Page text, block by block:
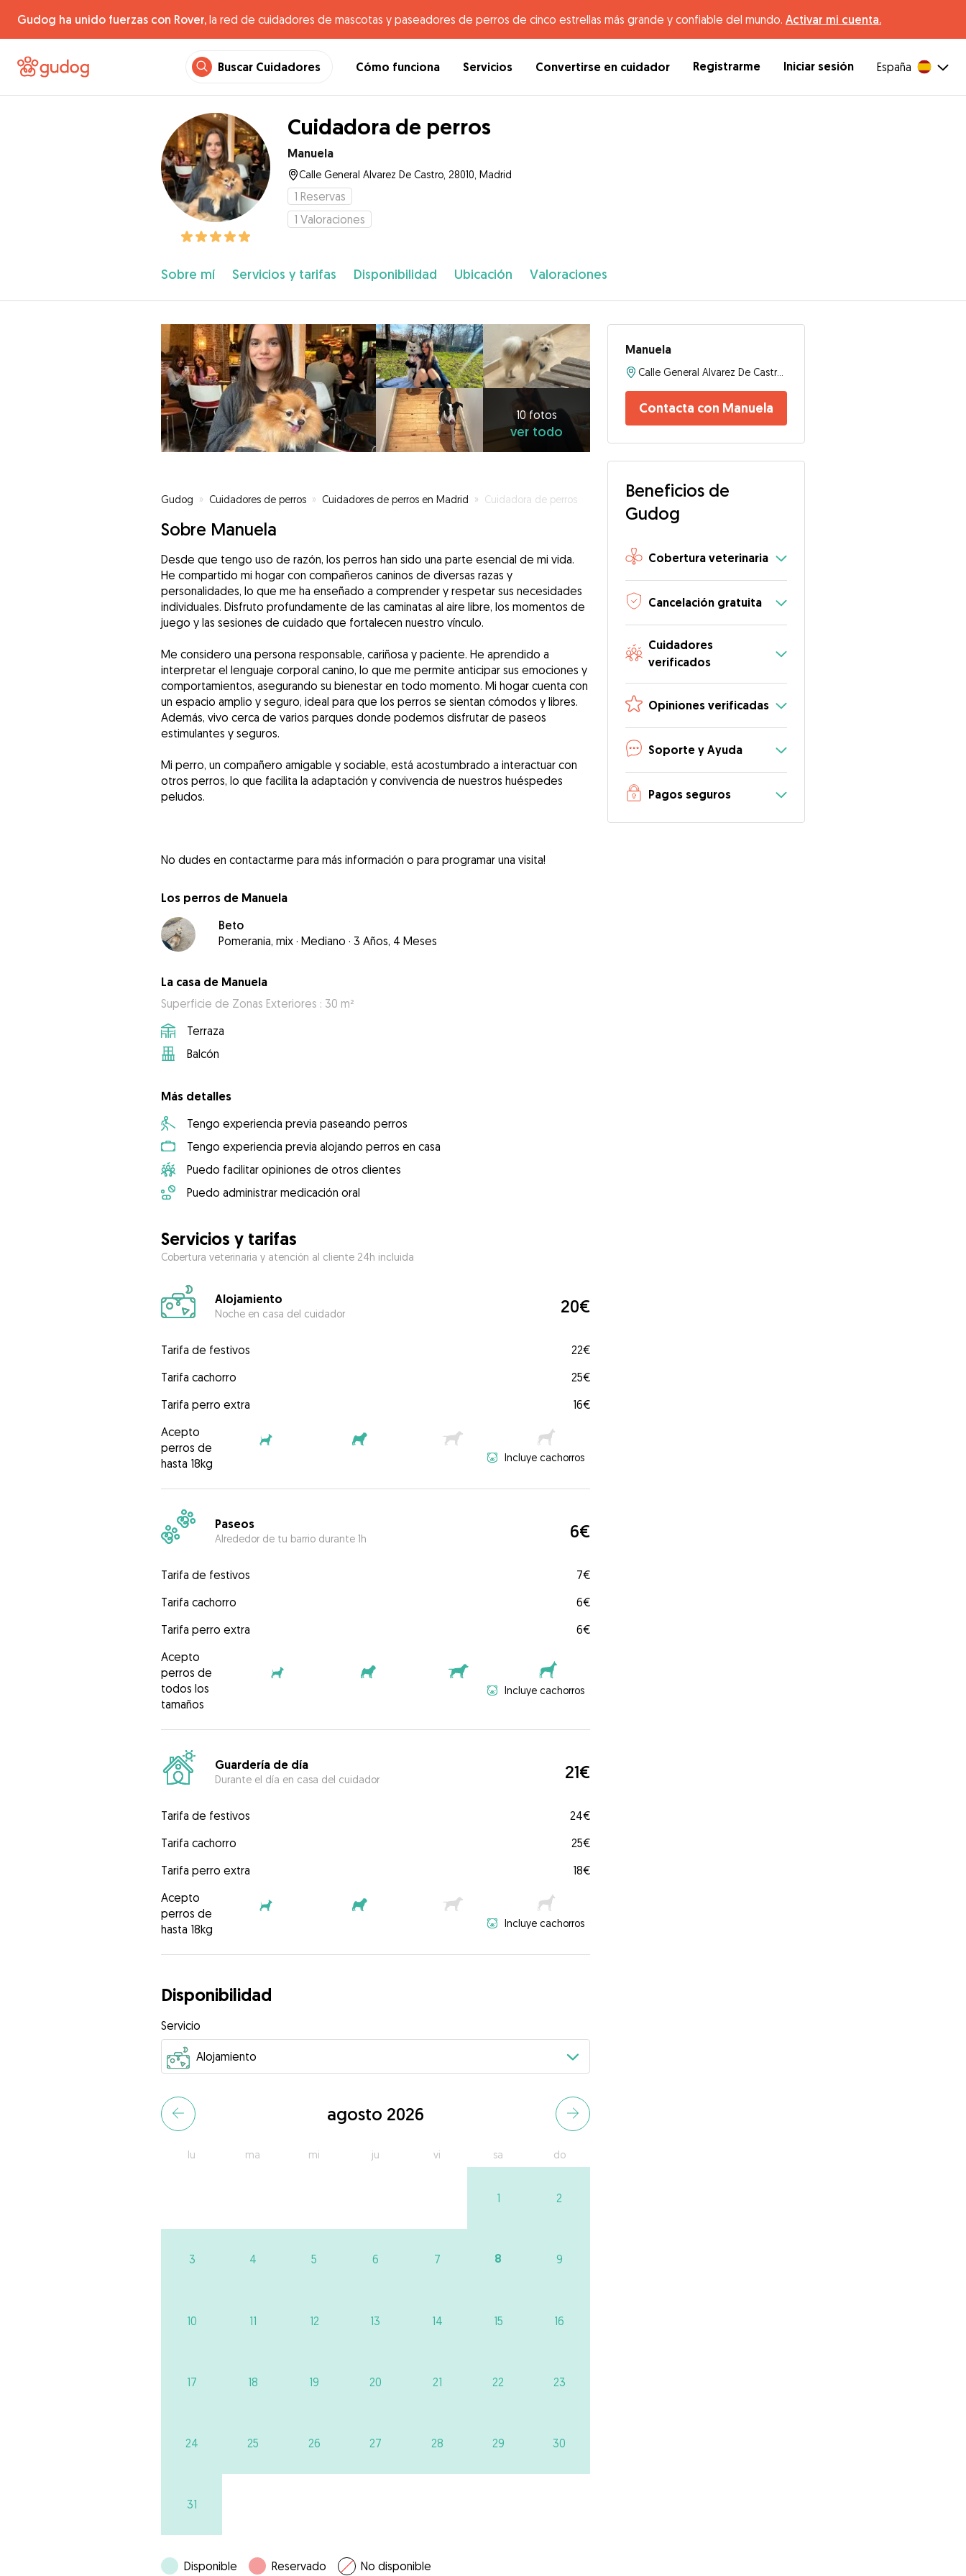
Gudog ha unido fuerzas con Rover, la red de cuidadores de mascotas y paseadores de perros de cinco estrellas más grande y confiable del mundo. Activar mi cuenta.
Buscar Cuidadores Cómo funciona Servicios Convertirse en cuidador Registrarme Iniciar sesión España
Cuidadora de perros
Manuela
Calle General Alvarez De Castro, 28010, Madrid
1 Reservas
1 Valoraciones
Sobre mí Servicios y tarifas Disponibilidad Ubicación Valoraciones
10 fotos
ver todo
Gudog » Cuidadores de perros » Cuidadores de perros en Madrid » Cuidadora de perros
Sobre Manuela
Desde que tengo uso de razón, los perros han sido una parte esencial de mi vida.
He compartido mi hogar con compañeros caninos de diversas razas y
personalidades, lo que me ha enseñado a comprender y respetar sus necesidades
individuales. Disfruto profundamente de las caminatas al aire libre, los momentos de
juego y las sesiones de cuidado que fortalecen nuestro vínculo.
Me considero una persona responsable, cariñosa y paciente. He aprendido a
interpretar el lenguaje corporal canino, lo que me permite anticipar sus emociones y
comportamientos, asegurando su bienestar en todo momento. Mi hogar cuenta con
un espacio amplio y seguro, ideal para que los perros se sientan cómodos y libres.
Además, vivo cerca de varios parques donde podemos disfrutar de paseos
estimulantes y seguros.
Mi perro, un compañero amigable y sociable, está acostumbrado a interactuar con
otros perros, lo que facilita la adaptación y convivencia de nuestros huéspedes
peludos.
No dudes en contactarme para más información o para programar una visita!
Los perros de Manuela
Beto
Pomerania, mix · Mediano · 3 Años, 4 Meses
La casa de Manuela
Superficie de Zonas Exteriores : 30 m²
Terraza
Balcón
Más detalles
Tengo experiencia previa paseando perros
Tengo experiencia previa alojando perros en casa
Puedo facilitar opiniones de otros clientes
Puedo administrar medicación oral
Servicios y tarifas
Cobertura veterinaria y atención al cliente 24h incluida
Alojamiento
Noche en casa del cuidador 20€
Tarifa de festivos
22€
Tarifa cachorro
25€
Tarifa perro extra
16€
Acepto
perros de
hasta 18kg
Incluye cachorros
Paseos
Alrededor de tu barrio durante 1h 6€
Tarifa de festivos
7€
Tarifa cachorro
6€
Tarifa perro extra
6€
Acepto
perros de
todos los
tamaños
Incluye cachorros
Guardería de día
Durante el día en casa del cuidador 21€
Tarifa de festivos
24€
Tarifa cachorro
25€
Tarifa perro extra
18€
Acepto
perros de
hasta 18kg
Incluye cachorros
Disponibilidad
Servicio
agosto 2026
lu ma mi ju vi sa do
1 2
3 4 5 6 7 8 9
10 11 12 13 14 15 16
17 18 19 20 21 22 23
24 25 26 27 28 29 30
31
Disponible Reservado No disponible
Manuela
Calle General Alvarez De Castro, 28010, Madrid
Contacta con Manuela
Beneficios de
Gudog
Cobertura veterinaria
Cancelación gratuita
Cuidadores
verificados
Opiniones verificadas
Soporte y Ayuda
Pagos seguros